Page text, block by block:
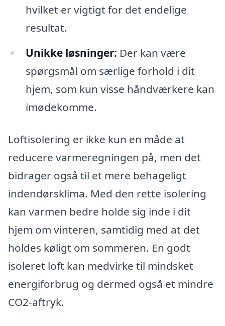
hvilket er vigtigt for det endelige
resultat.
Unikke løsninger: Der kan være
spørgsmål om særlige forhold i dit
hjem, som kun visse håndværkere kan
imødekomme.
Loftisolering er ikke kun en måde at
reducere varmeregningen på, men det
bidrager også til et mere behageligt
indendørsklima. Med den rette isolering
kan varmen bedre holde sig inde i dit
hjem om vinteren, samtidig med at det
holdes køligt om sommeren. En godt
isoleret loft kan medvirke til mindsket
energiforbrug og dermed også et mindre
CO2-aftryk.